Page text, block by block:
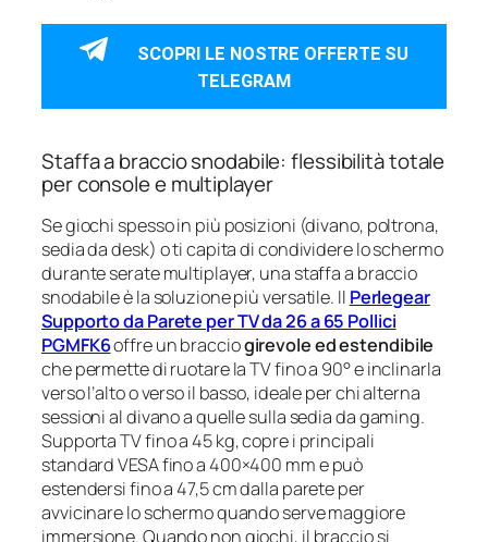
SCOPRI LE NOSTRE OFFERTE SU
TELEGRAM
Staffa a braccio snodabile: flessibilità totale
per console e multiplayer
Se giochi spesso in più posizioni (divano, poltrona,
sedia da desk) o ti capita di condividere lo schermo
durante serate multiplayer, una staffa a braccio
snodabile è la soluzione più versatile. Il Perlegear
Supporto da Parete per TV da 26 a 65 Pollici
PGMFK6offre un bracciogirevole ed estendibile
che permette di ruotare la TV fino a 90° e inclinarla
verso l’alto o verso il basso, ideale per chi alterna
sessioni al divano a quelle sulla sedia da gaming.
Supporta TV fino a 45 kg, copre i principali
standard VESA fino a 400×400 mm e può
estendersi fino a 47,5 cm dalla parete per
avvicinare lo schermo quando serve maggiore
immersione. Quando non giochi, il braccio si